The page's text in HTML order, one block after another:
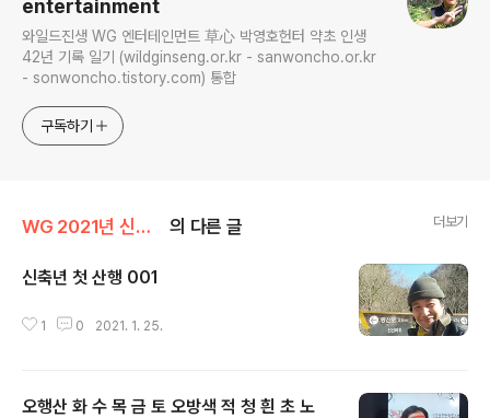
entertainment
와일드진생 WG 엔터테인먼트 草心 박영호헌터 약초 인생
42년 기록 일기 (wildginseng.or.kr - sanwoncho.or.kr
- sonwoncho.tistory.com) 통합
구독하기
WG 2021년 신축년 기록 의 다른 글 더보기
신축년 첫 산행 001
1 0 2021. 1. 25.
오행산 화 수 목 금 토 오방색 적 청 흰 초 노